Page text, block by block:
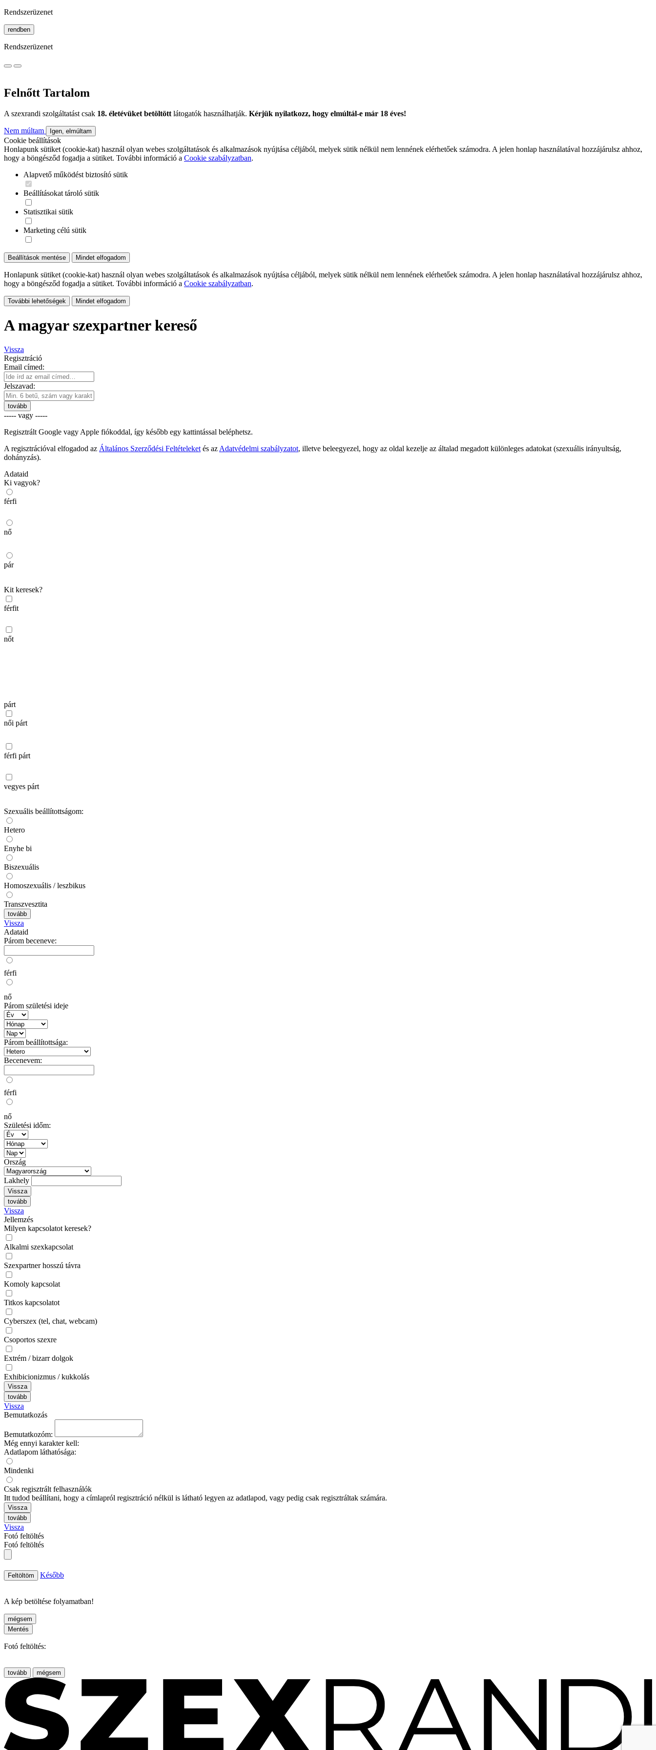
Rendszerüzenet
rendben
Rendszerüzenet
Felnőtt Tartalom
A szexrandi szolgáltatást csak 18. életévüket betöltött látogatók használhatják. Kérjük nyilatkozz, hogy elmúltál-e már 18 éves!
Nem múltam Igen, elmúltam
Cookie beállítások
Honlapunk sütiket (cookie-kat) használ olyan webes szolgáltatások és alkalmazások nyújtása céljából, melyek sütik nélkül nem lennének elérhetőek számodra. A jelen honlap használatával hozzájárulsz ahhoz,
hogy a böngésződ fogadja a sütiket. További információ a Cookie szabályzatban.
Alapvető működést biztosító sütik
Beállításokat tároló sütik
Statisztikai sütik
Marketing célú sütik
Beállítások mentése Mindet elfogadom
Honlapunk sütiket (cookie-kat) használ olyan webes szolgáltatások és alkalmazások nyújtása céljából, melyek sütik nélkül nem lennének elérhetőek számodra. A jelen honlap használatával hozzájárulsz ahhoz,
hogy a böngésződ fogadja a sütiket. További információ a Cookie szabályzatban.
További lehetőségek Mindet elfogadom
A magyar szexpartner kereső
Vissza
Regisztráció
Email címed:
Jelszavad:
tovább
----- vagy -----
Regisztrált Google vagy Apple fiókoddal, így később egy kattintással beléphetsz.
A regisztrációval elfogadod az Általános Szerződési Feltételeket és az Adatvédelmi szabályzatot, illetve beleegyezel, hogy az oldal kezelje az általad megadott különleges adatokat (szexuális irányultság,
dohányzás).
Adataid
Ki vagyok?
férfi
nő
pár
Kit keresek?
férfit
nőt
párt
női párt
férfi párt
vegyes párt
Szexuális beállítottságom:
Hetero
Enyhe bi
Biszexuális
Homoszexuális / leszbikus
Transzvesztita
tovább
Vissza
Adataid
Párom beceneve:
férfi
nő
Párom születési ideje
Párom beállítottsága:
Becenevem:
férfi
nő
Születési időm:
Ország
Lakhely
Vissza
tovább
Vissza
Jellemzés
Milyen kapcsolatot keresek?
Alkalmi szexkapcsolat
Szexpartner hosszú távra
Komoly kapcsolat
Titkos kapcsolatot
Cyberszex (tel, chat, webcam)
Csoportos szexre
Extrém / bizarr dolgok
Exhibicionizmus / kukkolás
Vissza
tovább
Vissza
Bemutatkozás
Bemutatkozóm:
Még ennyi karakter kell:
Adatlapom láthatósága:
Mindenki
Csak regisztrált felhasználók
Itt tudod beállítani, hogy a címlapról regisztráció nélkül is látható legyen az adatlapod, vagy pedig csak regisztráltak számára.
Vissza
tovább
Vissza
Fotó feltöltés
Fotó feltöltés
Feltöltöm Később
A kép betöltése folyamatban!
mégsem
Mentés
Fotó feltöltés:
tovább mégsem